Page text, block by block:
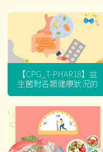
【CPG_T-PHAR18】益
生菌對各類健康狀況的
迷思